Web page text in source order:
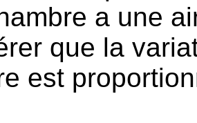
a une
que la
est